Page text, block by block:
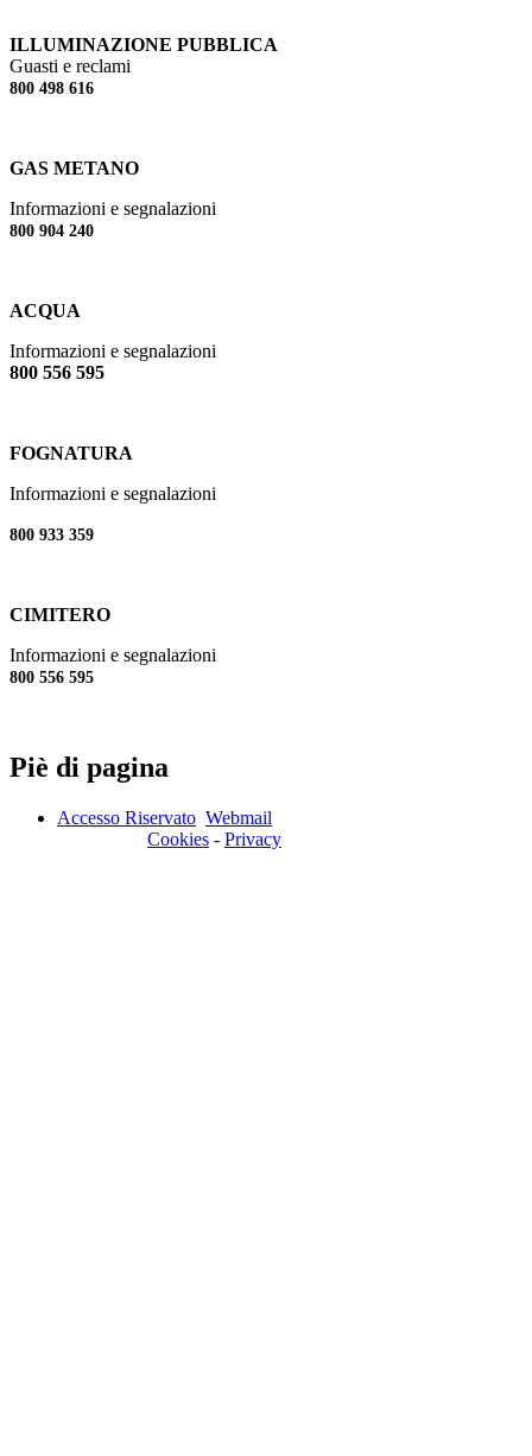
ILLUMINAZIONE PUBBLICA
Guasti e reclami
800 498 616
GAS METANO
Informazioni e segnalazioni
800 904 240
ACQUA
Informazioni e segnalazioni
800 556 595
FOGNATURA
Informazioni e segnalazioni
800 933 359
CIMITERO
Informazioni e segnalazioni
800 556 595
Piè di pagina
Accesso Riservato Webmail
Cookies - Privacy